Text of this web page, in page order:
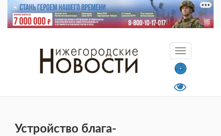
Устройство блага-